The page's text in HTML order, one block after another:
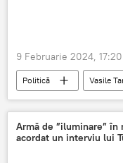
9 Februarie 2024, 17:20
Politică Vasile
Armă de ”iluminare” în
acordat un interviu lui